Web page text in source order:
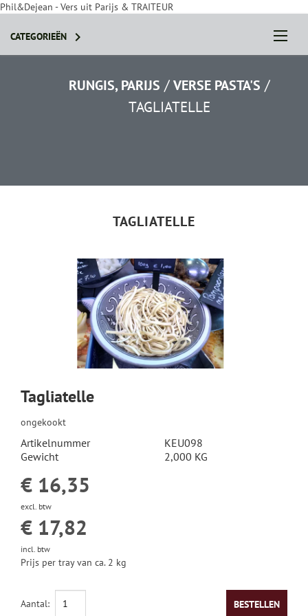
Phil&Dejean - Vers uit Parijs & TRAITEUR
CATEGORIEËN 
HOLLANDSE KAAS
SCHAPENKAAS
WITSCHIMMELKAAS
BLAUWADERKAAS
HALFHARDE KAZEN
HARDE KAZEN
RUNGIS, PARIJS /VERSE PASTA'S /
TAGLIATELLE
TAGLIATELLE
Tagliatelle
ongekookt
Artikelnummer
KEU098
Gewicht
2,000 KG
€ 16,35
excl. btw
€ 17,82
incl. btw
Prijs per tray van ca. 2 kg
Aantal: BESTELLEN